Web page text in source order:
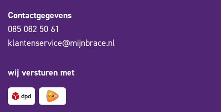
Contactgegevens
085 082 50 61
klantenservice@mijnbrace.nl
wij versturen met